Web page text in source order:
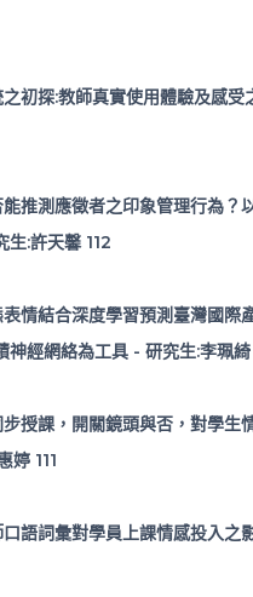
初探:教師真實使用體驗及感受
推測應徵者之印象管理行為？
生:許天馨 112
情結合深度學習預測臺灣國際
神經網絡為工具 - 研究生:李珮綺
授課，開關鏡頭與否，對學生
婷 111
口語詞彙對學員上課情感投入之